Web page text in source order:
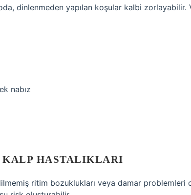
dinlenmeden yapılan koşular kalbi zorlayabilir.
nabız
KALP HASTALIKLARI
ritim bozuklukları veya damar problemleri